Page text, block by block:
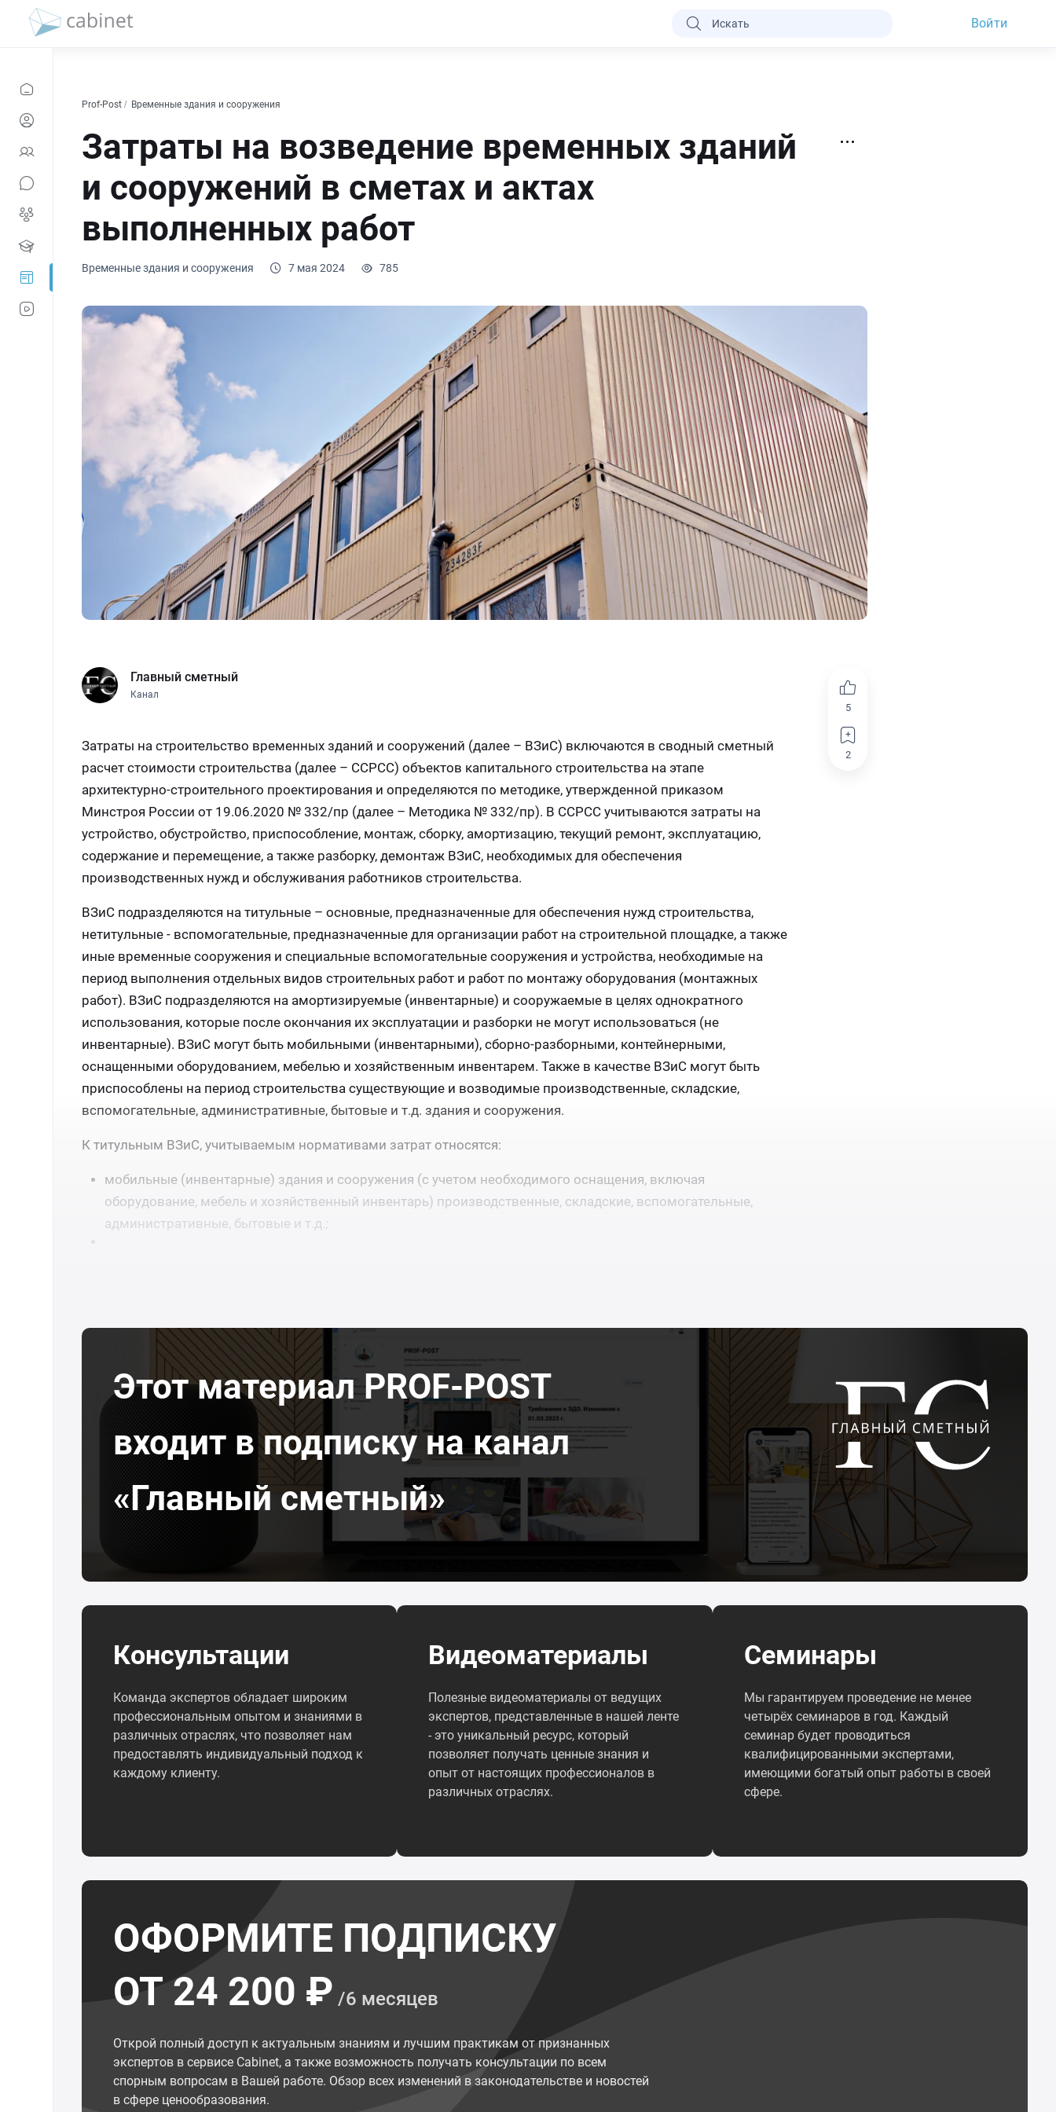
Войти
Prof-Post Временные здания и сооружения
Затраты на возведение временных зданий
и сооружений в сметах и актах
выполненных работ
Временные здания и сооружения 7 мая 2024 785
Главный сметный
Канал
Затраты на строительство временных зданий и сооружений (далее – ВЗиС) включаются в сводный сметный
расчет стоимости строительства (далее – ССРСС) объектов капитального строительства на этапе
архитектурно-строительного проектирования и определяются по методике, утвержденной приказом
Минстроя России от 19.06.2020 № 332/пр (далее – Методика № 332/пр). В ССРСС учитываются затраты на
устройство, обустройство, приспособление, монтаж, сборку, амортизацию, текущий ремонт, эксплуатацию,
содержание и перемещение, а также разборку, демонтаж ВЗиС, необходимых для обеспечения
производственных нужд и обслуживания работников строительства.
ВЗиС подразделяются на титульные – основные, предназначенные для обеспечения нужд строительства,
нетитульные - вспомогательные, предназначенные для организации работ на строительной площадке, а также
иные временные сооружения и специальные вспомогательные сооружения и устройства, необходимые на
период выполнения отдельных видов строительных работ и работ по монтажу оборудования (монтажных
работ). ВЗиС подразделяются на амортизируемые (инвентарные) и сооружаемые в целях однократного
использования, которые после окончания их эксплуатации и разборки не могут использоваться (не
инвентарные). ВЗиС могут быть мобильными (инвентарными), сборно-разборными, контейнерными,
оснащенными оборудованием, мебелью и хозяйственным инвентарем. Также в качестве ВЗиС могут быть
приспособлены на период строительства существующие и возводимые производственные, складские,
вспомогательные, административные, бытовые и т.д. здания и сооружения.
К титульным ВЗиС, учитываемым нормативами затрат относятся:
мобильные (инвентарные) здания и сооружения (с учетом необходимого оснащения, включая
оборудование, мебель и хозяйственный инвентарь) производственные, складские, вспомогательные,
административные, бытовые и т.д.;
5
2
Этот материал PROF-POST
входит в подписку на канал
«Главный сметный»
Консультации
Команда экспертов обладает широким
профессиональным опытом и знаниями в
различных отраслях, что позволяет нам
предоставлять индивидуальный подход к
каждому клиенту.
Видеоматериалы
Полезные видеоматериалы от ведущих
экспертов, представленные в нашей ленте
- это уникальный ресурс, который
позволяет получать ценные знания и
опыт от настоящих профессионалов в
различных отраслях.
Семинары
Мы гарантируем проведение не менее
четырёх семинаров в год. Каждый
семинар будет проводиться
квалифицированными экспертами,
имеющими богатый опыт работы в своей
сфере.
ОФОРМИТЕ ПОДПИСКУ
ОТ 24 200 ₽ /6 месяцев
Открой полный доступ к актуальным знаниям и лучшим практикам от признанных
экспертов в сервисе Cabinet, а также возможность получать консультации по всем
спорным вопросам в Вашей работе. Обзор всех изменений в законодательстве и новостей
в сфере ценообразования.